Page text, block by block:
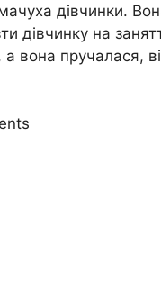
дівчинки.
дівчинку на
а вона пручалася,